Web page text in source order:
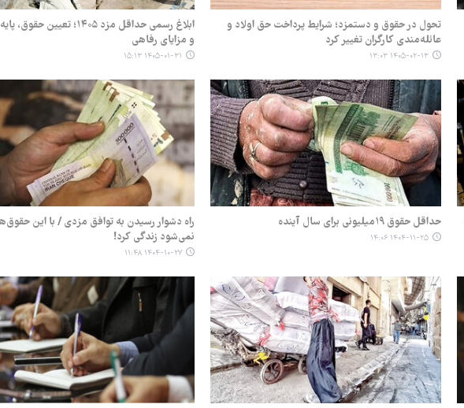
تحول در حقوق و دستمزد؛ شرایط پرداخت حق اولاد و
عائله‌مندی کارگران تغییر کرد
۱۴۰۵-۰۲-۱۳ ۱۳:۰۳
ابلاغ رسمی حداقل مزد ۱۴۰۵؛ تعیین
و مزایای رفاهی
۱۴۰۵-۰۱-۳۱ ۱۵:۱۳
حداقل حقوق ۱۹میلیونی برای سال آینده
۱۴۰۴-۱۱-۲۵ ۱۴:۰۶
راه دشوار رسیدن به توافق مزدی / با این
نمی‌شود زندگی کرد!
۱۴۰۴-۱۰-۲۷ ۱۱:۴۸